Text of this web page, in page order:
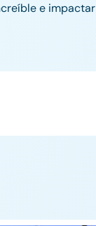
e impactar